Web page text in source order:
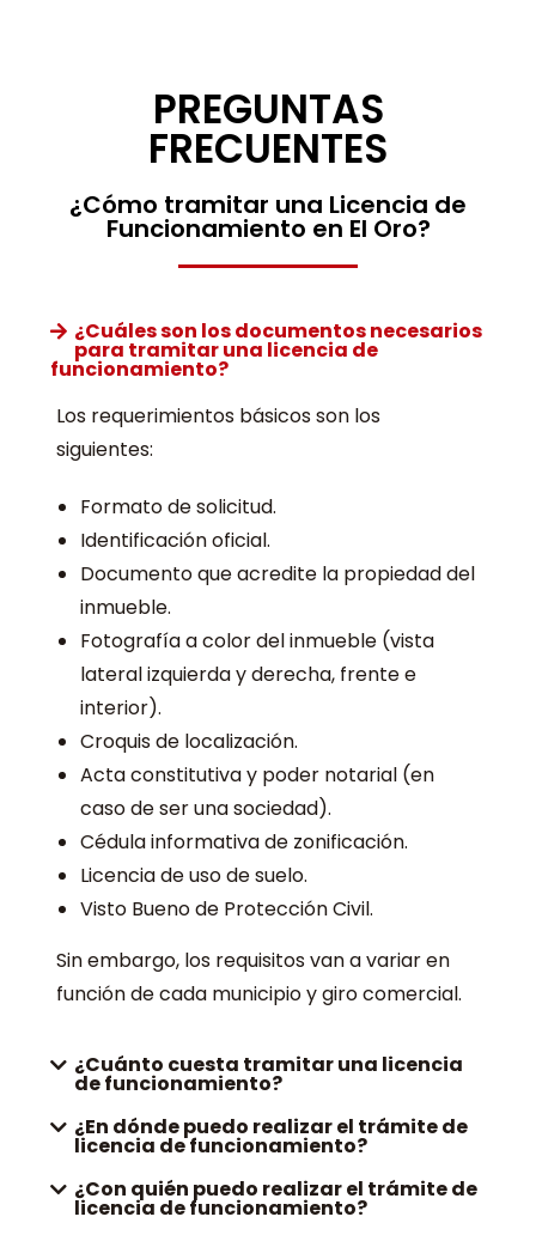
PREGUNTAS
FRECUENTES
¿Cómo tramitar una Licencia de
Funcionamiento en El Oro?
¿Cuáles son los documentos necesarios
para tramitar una licencia de
funcionamiento?
Los requerimientos básicos son los
siguientes:
Formato de solicitud.
Identificación oficial.
Documento que acredite la propiedad del
inmueble.
Fotografía a color del inmueble (vista
lateral izquierda y derecha, frente e
interior).
Croquis de localización.
Acta constitutiva y poder notarial (en
caso de ser una sociedad).
Cédula informativa de zonificación.
Licencia de uso de suelo.
Visto Bueno de Protección Civil.
Sin embargo, los requisitos van a variar en
función de cada municipio y giro comercial.
¿Cuánto cuesta tramitar una licencia
de funcionamiento?
¿En dónde puedo realizar el trámite de
licencia de funcionamiento?
¿Con quién puedo realizar el trámite de
licencia de funcionamiento?